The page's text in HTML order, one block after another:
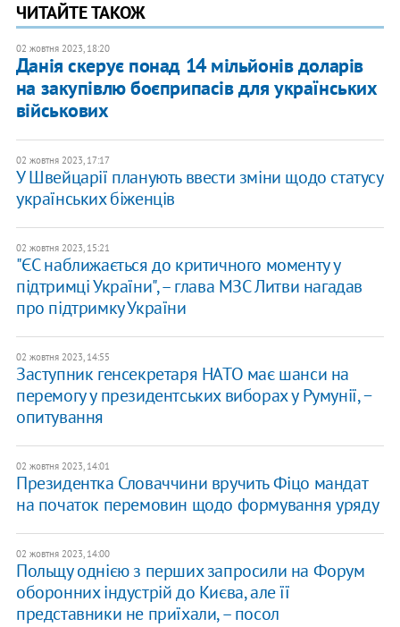
ЧИТАЙТЕ ТАКОЖ
02 жовтня 2023, 18:20
Данія скерує понад 14 мільйонів доларів
на закупівлю боєприпасів для українських
військових
02 жовтня 2023, 17:17
У Швейцарії планують ввести зміни щодо статусу
українських біженців
02 жовтня 2023, 15:21
"ЄС наближається до критичного моменту у
підтримці України", – глава МЗС Литви нагадав
про підтримку України
02 жовтня 2023, 14:55
Заступник генсекретаря НАТО має шанси на
перемогу у президентських виборах у Румунії, −
опитування
02 жовтня 2023, 14:01
Президентка Словаччини вручить Фіцо мандат
на початок перемовин щодо формування уряду
02 жовтня 2023, 14:00
Польщу однією з перших запросили на Форум
оборонних індустрій до Києва, але її
представники не приїхали, – посол